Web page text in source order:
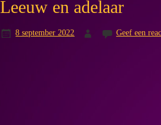
Leeuw en adelaar
8 september 2022 Geef een